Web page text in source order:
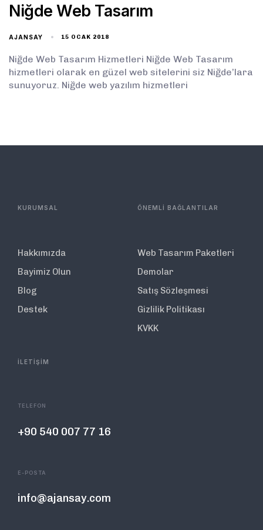
Niğde Web Tasarım
AJANSAY 15 OCAK 2018
Niğde Web Tasarım Hizmetleri Niğde Web Tasarım
hizmetleri olarak en güzel web sitelerini siz Niğde’lara
sunuyoruz. Niğde web yazılım hizmetleri
KURUMSAL
Hakkımızda
Bayimiz Olun
Blog
Destek
ÖNEMLİ BAĞLANTILAR
Web Tasarım Paketleri
Demolar
Satış Sözleşmesi
Gizlilik Politikası
KVKK
İLETİŞİM
TELEFON
+90 540 007 77 16
E-POSTA
info@ajansay.com